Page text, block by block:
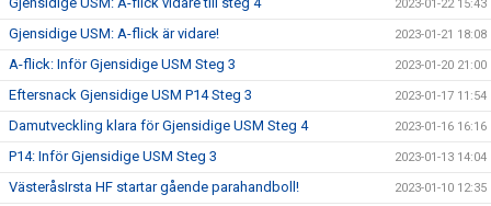
2023-01-22 15:43
Gjensidige USM: A-flick är vidare! 2023-01-21 18:08
A-flick: Inför Gjensidige USM Steg 3 2023-01-20 21:00
Eftersnack Gjensidige USM P14 Steg 3 2023-01-17 11:54
Damutveckling klara för Gjensidige USM Steg 4 2023-01-16 16:16
P14: Inför Gjensidige USM Steg 3 2023-01-13 14:04
VästeråsIrsta HF startar gående parahandboll! 2023-01-10 12:35